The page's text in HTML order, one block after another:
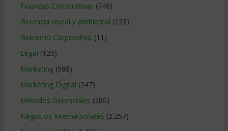
Finanzas Corporativas (748)
Gerencia social y ambiental (223)
Gobierno Corporativo (11)
Legal (125)
Marketing(988)
Marketing Digital (247)
Métodos Gerenciales (280)
Negocios Internacionales (2.257)